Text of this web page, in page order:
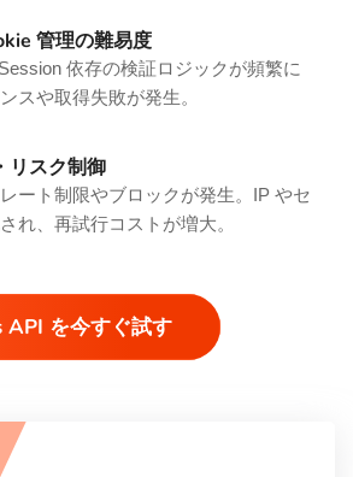
管理の難易度
依存の検証ロジックが頻繁に
スや取得失敗が発生。
リスク制御
ート制限やブロックが発生。IP やセ
れ、再試行コストが増大。
API を今すぐ試す